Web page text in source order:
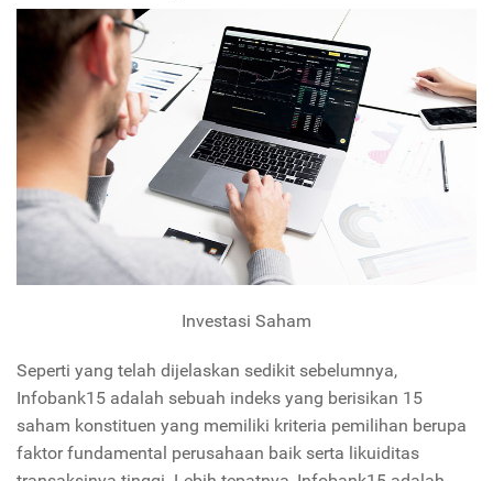
Investasi Saham
Seperti yang telah dijelaskan sedikit sebelumnya,
Infobank15 adalah sebuah indeks yang berisikan 15
saham konstituen yang memiliki kriteria pemilihan berupa
faktor fundamental perusahaan baik serta likuiditas